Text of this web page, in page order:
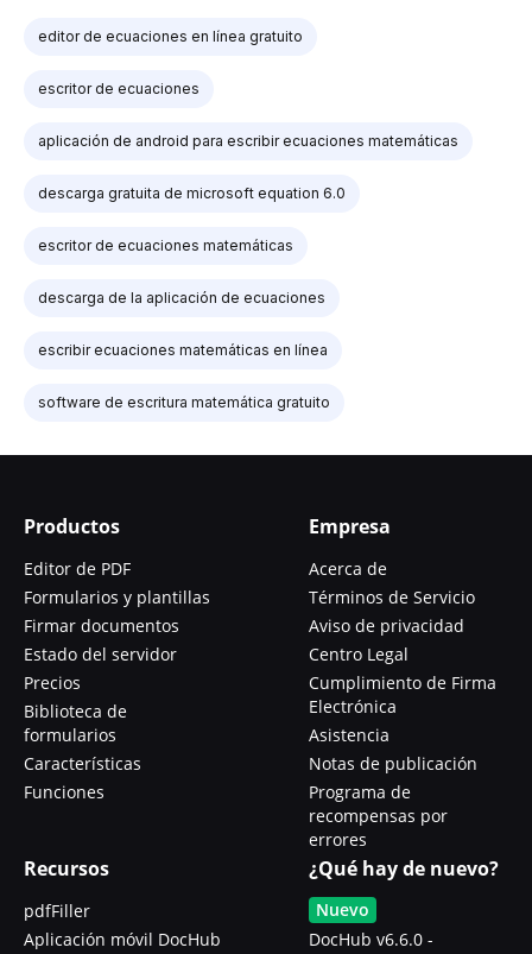
editor de ecuaciones en línea gratuito
escritor de ecuaciones
aplicación de android para escribir ecuaciones matemáticas
descarga gratuita de microsoft equation 6.0
escritor de ecuaciones matemáticas
descarga de la aplicación de ecuaciones
escribir ecuaciones matemáticas en línea
software de escritura matemática gratuito
Productos
Editor de PDF
Formularios y plantillas
Firmar documentos
Estado del servidor
Precios
Biblioteca de
formularios
Características
Funciones
Empresa
Acerca de
Términos de Servicio
Aviso de privacidad
Centro Legal
Cumplimiento de Firma
Electrónica
Asistencia
Notas de publicación
Programa de
recompensas por
errores
Recursos
pdfFiller
Aplicación móvil DocHub
¿Qué hay de nuevo?
Nuevo
DocHub v6.6.0 -